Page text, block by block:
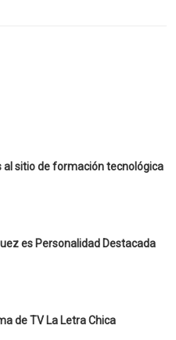
al sitio de formación tecnológica
es Personalidad Destacada
de TV La Letra Chica